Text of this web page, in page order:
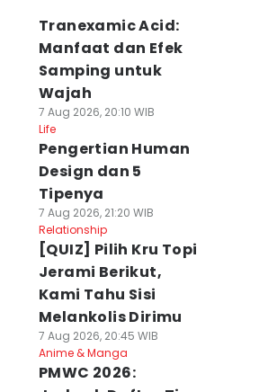
Tranexamic Acid:
Manfaat dan Efek
Samping untuk
Wajah
7 Aug 2026, 20:10 WIB
Life
Pengertian Human
Design dan 5
Tipenya
7 Aug 2026, 21:20 WIB
Relationship
[QUIZ] Pilih Kru Topi
Jerami Berikut,
Kami Tahu Sisi
Melankolis Dirimu
7 Aug 2026, 20:45 WIB
Anime & Manga
PMWC 2026: